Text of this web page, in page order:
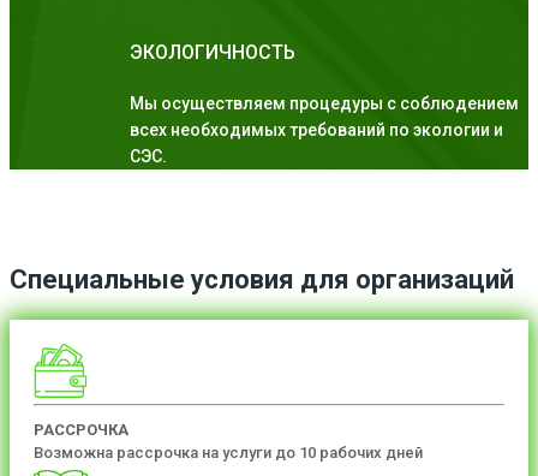
ЭКОЛОГИЧНОСТЬ
Мы осуществляем процедуры с соблюдением
всех необходимых требований по экологии и
СЭС.
Специальные условия для организаций
РАССРОЧКА
Возможна рассрочка на услуги до 10 рабочих дней